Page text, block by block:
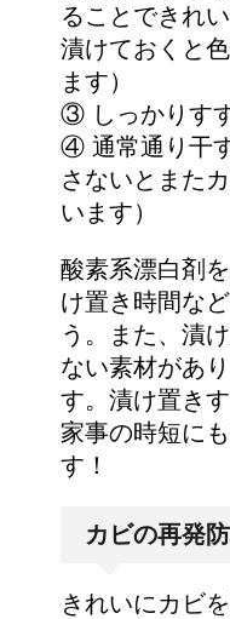
ることできれ
漬けておくと
ます）
③ しっかりす
④ 通常通り干
さないとまた
います）
酸素系漂白剤
け置き時間な
う。また、漬
ない素材があ
す。漬け置き
家事の時短に
す！
カビの再発
きれいにカビ